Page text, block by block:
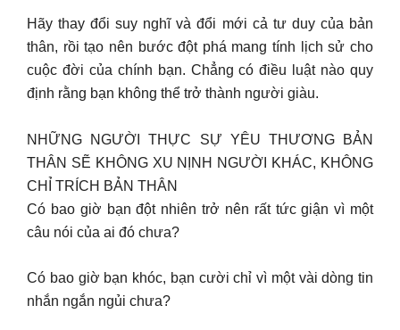
Hãy thay đổi suy nghĩ và đổi mới cả tư duy của bản
thân, rồi tạo nên bước đột phá mang tính lịch sử cho
cuộc đời của chính bạn. Chẳng có điều luật nào quy
định rằng bạn không thể trở thành người giàu.
NHỮNG NGƯỜI THỰC SỰ YÊU THƯƠNG BẢN
THÂN SẼ KHÔNG XU NỊNH NGƯỜI KHÁC, KHÔNG
CHỈ TRÍCH BẢN THÂN
Có bao giờ bạn đột nhiên trở nên rất tức giận vì một
câu nói của ai đó chưa?
Có bao giờ bạn khóc, bạn cười chỉ vì một vài dòng tin
nhắn ngắn ngủi chưa?